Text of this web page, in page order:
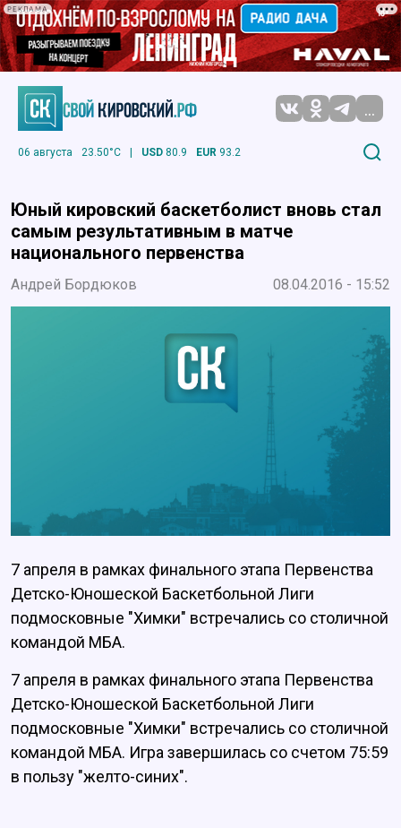
РЕКЛАМА
...
06 августа 23.50°C | USD 80.9 EUR 93.2
Юный кировский баскетболист вновь стал
самым результативным в матче
национального первенства
Андрей Бордюков 08.04.2016 - 15:52
7 апреля в рамках финального этапа Первенства
Детско-Юношеской Баскетбольной Лиги
подмосковные "Химки" встречались со столичной
командой МБА.
7 апреля в рамках финального этапа Первенства
Детско-Юношеской Баскетбольной Лиги
подмосковные "Химки" встречались со столичной
командой МБА. Игра завершилась со счетом 75:59
в пользу "желто-синих".